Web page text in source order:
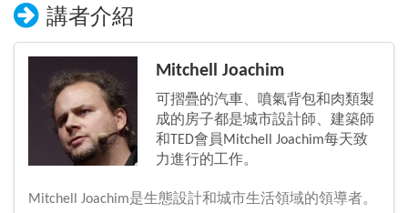
講者介紹
Mitchell Joachim
可摺疊的汽車、噴氣背包和肉類製
成的房子都是城市設計師、建築師
和TED會員Mitchell Joachim每天致
力進行的工作。
Mitchell Joachim是生態設計和城市生活領域的領導者。